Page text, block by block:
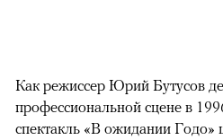
Как режиссер Юрий Бутусов
профессиональной сцене в
спектакль «В ожидании Годо»